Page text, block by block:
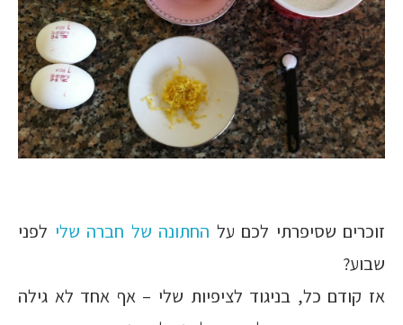
זוכרים שסיפרתי לכם על החתונה של חברה שלי לפני
שבוע?
אז קודם כל, בניגוד לציפיות שלי – אף אחד לא גילה